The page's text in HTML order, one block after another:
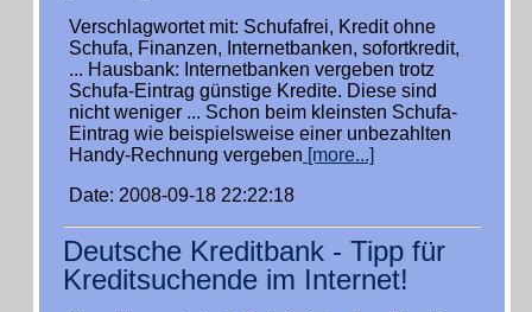
Verschlagwortet mit: Schufafrei, Kredit ohne
Schufa, Finanzen, Internetbanken, sofortkredit,
... Hausbank: Internetbanken vergeben trotz
Schufa-Eintrag günstige Kredite. Diese sind
nicht weniger ... Schon beim kleinsten Schufa-
Eintrag wie beispielsweise einer unbezahlten
Handy-Rechnung vergeben [more...]
Date: 2008-09-18 22:22:18
Deutsche Kreditbank - Tipp für
Kreditsuchende im Internet!